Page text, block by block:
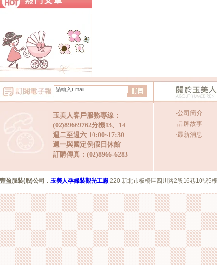
玉美人客戶服務專線：
(02)89669762分機13、14
週二至週六 10:00~17:30
週一與國定例假日休館
訂購傳真：(02)8966-6283
‧公司簡介
‧品牌故事
‧最新消息
豐盈服裝(股)公司 ． 玉美人孕婦裝觀光工廠 220 新北市板橋區四川路2段16巷10號